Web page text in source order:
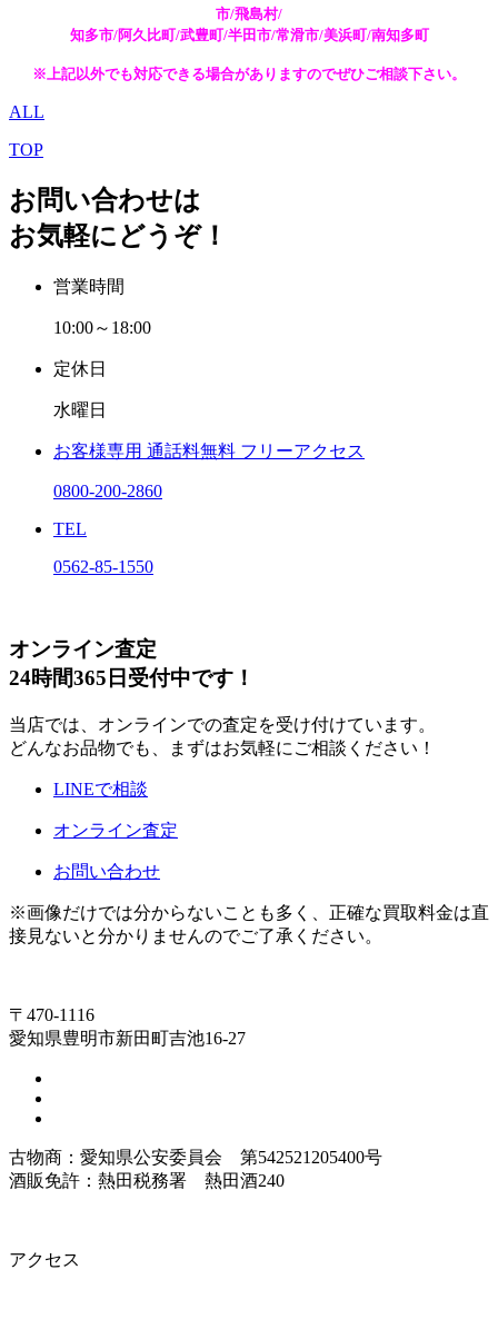
市/飛島村/
知多市/阿久比町/武豊町/半田市/常滑市/美浜町/南知多町
※上記以外でも対応できる場合がありますのでぜひご相談下さい。
ALL
TOP
お問い合わせは
お気軽にどうぞ！
営業時間
10:00～18:00
定休日
水曜日
お客様専用 通話料無料 フリーアクセス
0800-200-2860
TEL
0562-85-1550
オンライン査定
24時間365日受付中です！
当店では、オンラインでの査定を受け付けています。
どんなお品物でも、まずはお気軽にご相談ください！
LINEで相談
オンライン査定
お問い合わせ
※画像だけでは分からないことも多く、正確な買取料金は直
接見ないと分かりませんのでご了承ください。
〒470-1116
愛知県豊明市新田町吉池16-27
古物商：愛知県公安委員会 第542521205400号
酒販免許：熱田税務署 熱田酒240
アクセス